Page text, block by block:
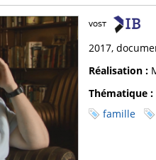
2017,
Réalisation :
Thématique :
famille